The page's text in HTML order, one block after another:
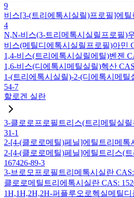
9
비스[3-(트리에톡시실릴)프로필]에틸
4
N,N-비스(3-트리메톡시실릴프로필)
비스(메틸디에톡시실릴프로필)아민
1,4-비스(트리에톡시실릴에틸)벤젠
1,6-비스(디에톡시메틸실릴)헥산
1-(트리에톡시실릴)-2-(디에톡시메틸
54-7
할로겐 실란
3-클로로프로필트리스(트리메틸실릴
31-1
2-[4-(클로로메틸)페닐]에틸트리메톡
2-[4-(클로로메틸)페닐]에틸트리스(
167426-89-3
3-브로모프로필트리메톡시실란 CAS:
클로로메틸트리에톡시실란 CAS:
1H,1H,2H,2H-퍼플루오로헥실메틸